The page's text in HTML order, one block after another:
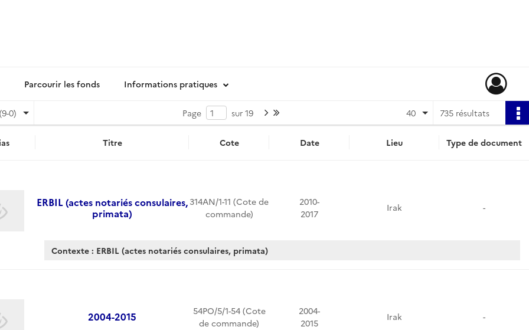
Parcourir les fonds Informations pratiques
0) Page sur 19 Page suivante : 1/19 735 résultats
40
Titre Cote Date Lieu Type de document
ERBIL (actes notariés consulaires,
primata)
314AN/1-11 (Cote de
commande)
2010-
2017
Irak -
Contexte : ERBIL (actes notariés consulaires, primata)
2004-2015
54PO/5/1-54 (Cote
de commande)
2004-
2015
Irak -